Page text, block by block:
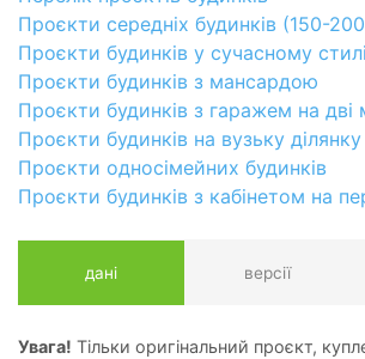
Проєкти середніх будинків (150-
Проєкти будинків у сучасному стилі
Проєкти будинків з мансардою
Проєкти будинків з гаражем на
Проєкти будинків на вузьку ділянку
Проєкти односімейних будинків
Проєкти будинків з кабінетом на
дані версії
Увага! Тільки оригінальний проєкт,